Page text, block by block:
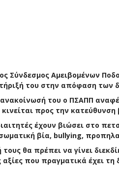
Σύνδεσμος Αμειβομένων
του στην απόφαση των
ανακοίνωσή του ο ΠΣΑΠΠ
προς την
έχουν βιώσει στο
βία, bullying,
τους θα πρέπει να γίνει
αξίες που πραγματικά έχει